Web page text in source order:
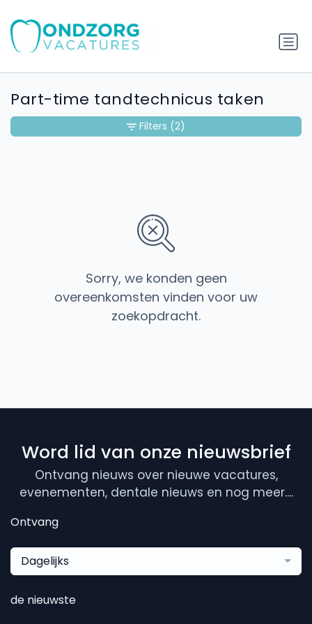
Part-time tandtechnicus taken
Sorry, we konden geen
overeenkomsten vinden voor uw
zoekopdracht.
Filters (2)
Word lid van onze nieuwsbrief
Ontvang nieuws over nieuwe vacatures,
evenementen, dentale nieuws en nog meer....
Ontvang
Dagelijks
de nieuwste